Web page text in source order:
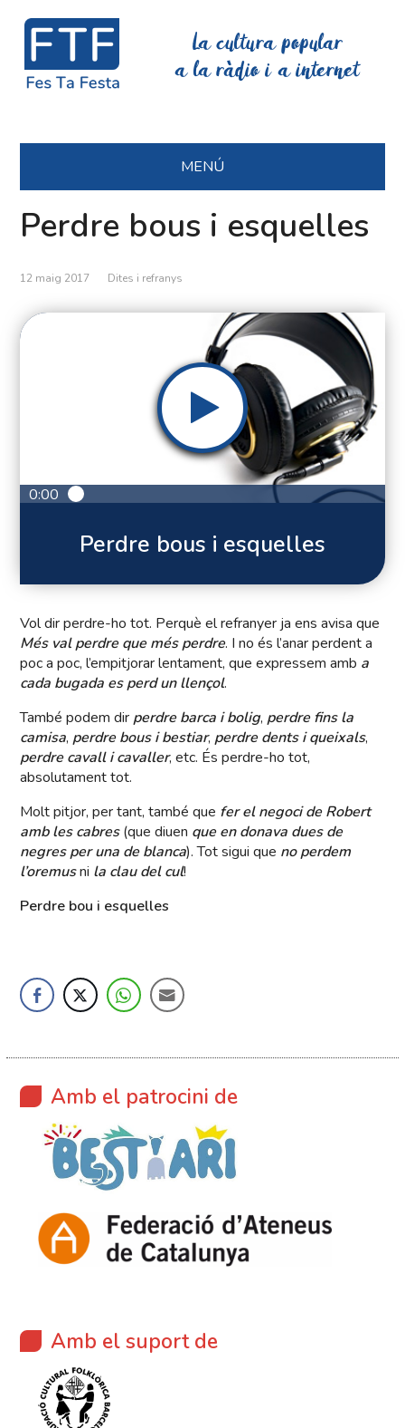
La cultura popular
a la ràdio i a internet
MENÚ
Perdre bous i esquelles
12 maig 2017 Dites i refranys
0:00
Perdre bous i esquelles
Vol dir perdre-ho tot. Perquè el refranyer ja ens avisa que
Més val perdre que més perdre. I no és l’anar perdent a
poc a poc, l’empitjorar lentament, que expressem amb a
cada bugada es perd un llençol.
També podem dir perdre barca i bolig, perdre fins la
camisa, perdre bous i bestiar, perdre dents i queixals,
perdre cavall i cavaller, etc. És perdre-ho tot,
absolutament tot.
Molt pitjor, per tant, també que fer el negoci de Robert
amb les cabres(que diuen que en donava dues de
negres per una de blanca). Tot sigui que no perdem
l’oremusni la clau del cul!
Perdre bou i esquelles
Amb el patrocini de
Amb el suport de